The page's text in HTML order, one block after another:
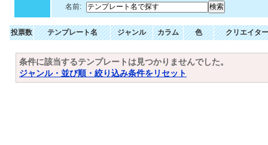
名前:
投票数 テンプレート名 ジャンル カラム 色 クリエイター
条件に該当するテンプレートは見つかりませんでした。
ジャンル・並び順・絞り込み条件をリセット